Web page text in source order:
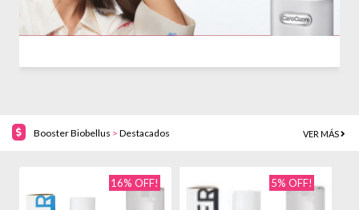
Booster Biobellus > Destacados VER MÁS
16% OFF! 5% OFF!